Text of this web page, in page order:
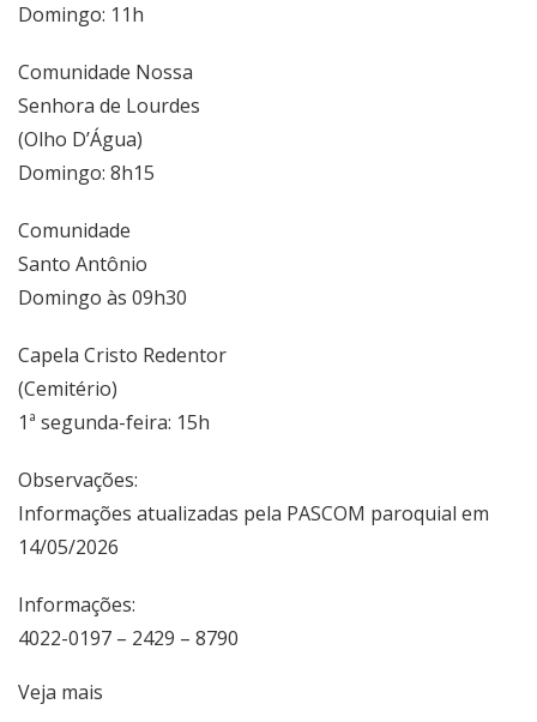
Domingo: 11h
Comunidade Nossa
Senhora de Lourdes
(Olho D’Água)
Domingo: 8h15
Comunidade
Santo Antônio
Domingo às 09h30
Capela Cristo Redentor
(Cemitério)
1ª segunda-feira: 15h
Observações:
Informações atualizadas pela PASCOM paroquial em
14/05/2026
Informações:
4022-0197 – 2429 – 8790
Veja mais